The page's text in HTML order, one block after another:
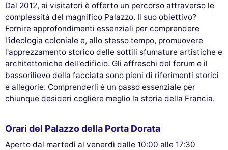
Dal 2012, ai visitatori è offerto un percorso attraverso le
complessità del magnifico Palazzo. Il suo obiettivo?
Fornire approfondimenti essenziali per comprendere
l'ideologia coloniale e, allo stesso tempo, promuovere
l'apprezzamento storico delle sottili sfumature artistiche e
architettoniche dell'edificio. Gli affreschi del forum e il
bassorilievo della facciata sono pieni di riferimenti storici
e allegorie. Comprenderli è un passo essenziale per
chiunque desideri cogliere meglio la storia della Francia.
Orari del Palazzo della Porta Dorata
Aperto dal martedì al venerdì dalle 10:00 alle 17:30